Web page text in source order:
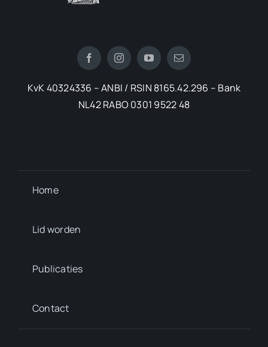
KvK 40324336 – ANBI / RSIN 8165.42.296 – Bank
NL42 RABO 0301 9522 48
Home
Lid worden
Publicaties
Contact